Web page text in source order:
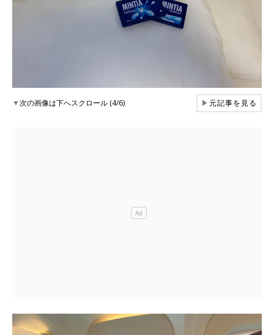
▼次の画像は下へスクロール (4/6) ▶元記事を見る